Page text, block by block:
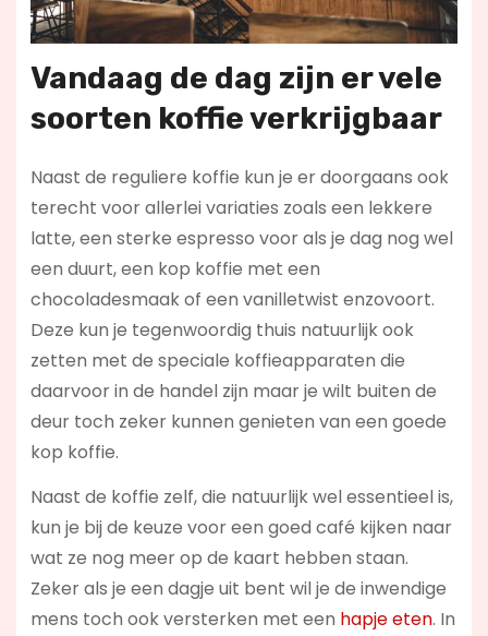
Vandaag de dag zijn er vele
soorten koffie verkrijgbaar
Naast de reguliere koffie kun je er doorgaans ook
terecht voor allerlei variaties zoals een lekkere
latte, een sterke espresso voor als je dag nog wel
een duurt, een kop koffie met een
chocoladesmaak of een vanilletwist enzovoort.
Deze kun je tegenwoordig thuis natuurlijk ook
zetten met de speciale koffieapparaten die
daarvoor in de handel zijn maar je wilt buiten de
deur toch zeker kunnen genieten van een goede
kop koffie.
Naast de koffie zelf, die natuurlijk wel essentieel is,
kun je bij de keuze voor een goed café kijken naar
wat ze nog meer op de kaart hebben staan.
Zeker als je een dagje uit bent wil je de inwendige
mens toch ook versterken met een hapje eten. In